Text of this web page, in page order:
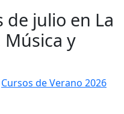
de julio en La
Música y
Cursos de Verano 2026